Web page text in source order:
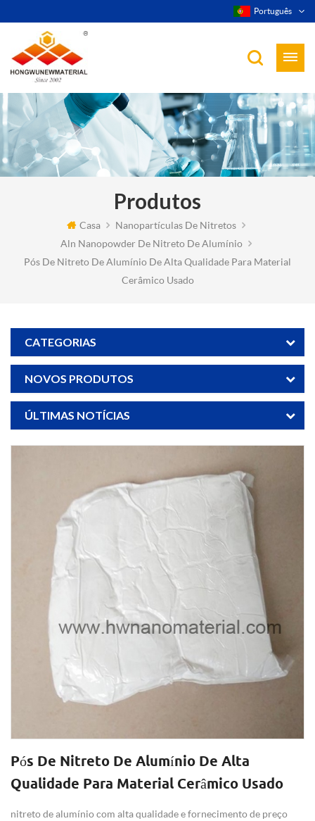
Português
Produtos
Casa
Nanopartículas De Nitretos
Aln Nanopowder De Nitreto De Alumínio
Pós De Nitreto De Alumínio De Alta Qualidade Para Material
Cerâmico Usado
CATEGORIAS
NOVOS PRODUTOS
ÚLTIMAS NOTÍCIAS
Pós De Nitreto De Alumínio De Alta
Qualidade Para Material Cerâmico Usado
nitreto de alumínio com alta qualidade e fornecimento de preço